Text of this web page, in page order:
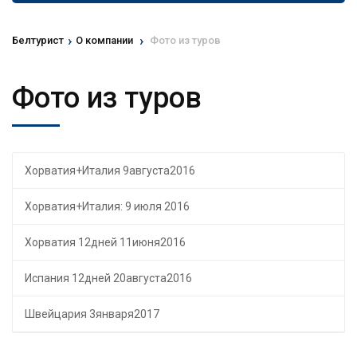
Белтурист › О компании › Фото из туров
Фото из туров
Хорватия+Италия 9августа2016
Хорватия+Италия: 9 июля 2016
Хорватия 12дней 11июня2016
Испания 12дней 20августа2016
Швейцария 3января2017